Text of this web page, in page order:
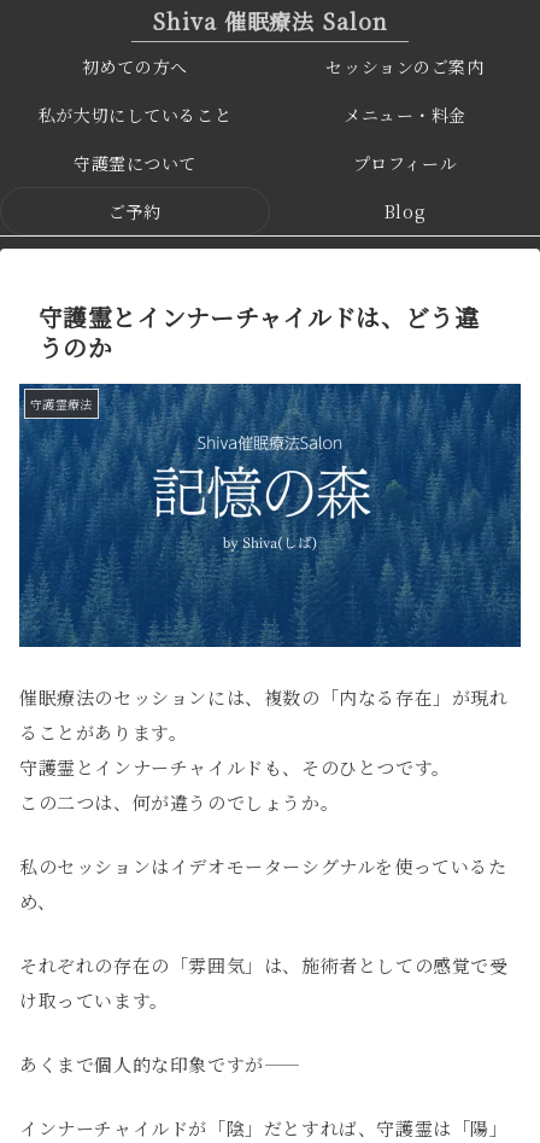
Shiva 催眠療法 Salon
初めての方へ
セッションのご案内
私が大切にしていること
メニュー・料金
守護霊について
プロフィール
ご予約
Blog
守護霊とインナーチャイルドは、どう違
うのか
守護霊療法
催眠療法のセッションには、複数の「内なる存在」が現れ
ることがあります。
守護霊とインナーチャイルドも、そのひとつです。
この二つは、何が違うのでしょうか。
私のセッションはイデオモーターシグナルを使っているた
め、
それぞれの存在の「雰囲気」は、施術者としての感覚で受
け取っています。
あくまで個人的な印象ですが——
インナーチャイルドが「陰」だとすれば、守護霊は「陽」